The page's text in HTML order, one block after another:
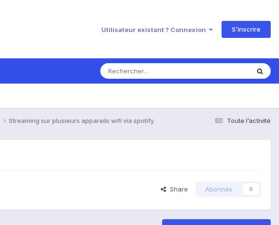
Utilisateur existant ? Connexion S’inscrire
Toute l’activité
Streaming sur plusieurs appareils wifi via spotify
Share Abonnés 0